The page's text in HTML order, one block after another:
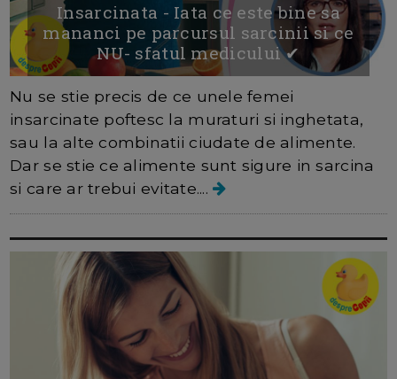
Insarcinata - Iata ce este bine sa
mananci pe parcursul sarcinii si ce
NU- sfatul medicului ✔
Nu se stie precis de ce unele femei
insarcinate poftesc la muraturi si inghetata,
sau la alte combinatii ciudate de alimente.
Dar se stie ce alimente sunt sigure in sarcina
si care ar trebui evitate....